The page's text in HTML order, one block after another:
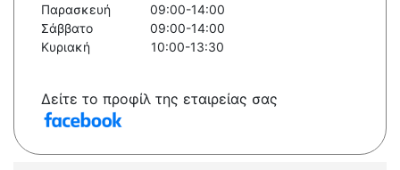
Παρασκευή
09:00-14:00
Σάββατο
09:00-14:00
Κυριακή
10:00-13:30
Δείτε το προφίλ της εταιρείας σας